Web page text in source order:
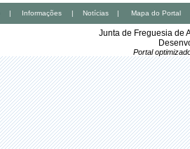
| Informações | Notícias | Mapa do Portal
Junta de Freguesia de
Portal